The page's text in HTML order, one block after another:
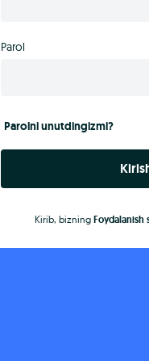
Parol
Parolni unutdingizmi?
Kirib, bizning Foydalanish